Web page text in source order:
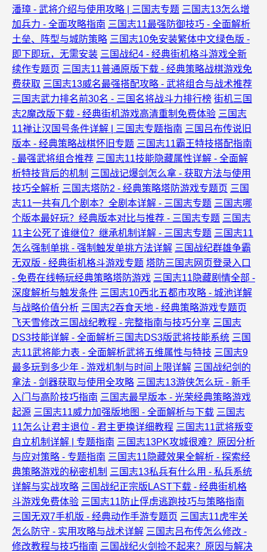
潘璋 - 武将介绍与使用攻略 | 三国志专题 三国志13怎么增
加兵力 - 全面攻略指南 三国志11最强防御技巧 - 全面解析
土垒、阵型与城防策略 三国志10免安装繁体中文绿色版 -
即下即玩，无需安装 三国战纪4 - 经典街机格斗游戏全新
续作专题页 三国志11普通原版下载 - 经典策略战棋游戏免
费获取 三国志13威名最强搭配攻略 - 武将组合与战术推荐
三国志武力排名前30名 - 三国名将战斗力排行榜 街机三国
志2魔改版下载 - 经典街机游戏高清重制免费体验 三国志
11禅让汉国号条件详解 | 三国志专题指南 三国吕布传说旧
版本 - 经典策略战棋怀旧专题 三国志11霸王特技搭配指南
- 最强武将组合推荐 三国志11技能隐藏属性详解 - 全面解
析特技背后的机制 三国战记爆剑怎么拿 - 获取方法与使用
技巧全解析 三国志塔防2 - 经典策略塔防游戏专题页 三国
志11一共有几个剧本？全剧本详解 - 三国志专题 三国志哪
个版本最好玩？经典版本对比与推荐 - 三国志专题 三国志
11主公死了谁继位？继承机制详解 - 三国志专题 三国志11
怎么强制单挑 - 强制触发单挑方法详解 三国战纪群雄争霸
无双版 - 经典街机格斗游戏专题 塔防三国志网页登录入口
- 免费在线畅玩经典策略塔防游戏 三国志11隐藏剧情全部 -
深度解析与触发条件 三国志10西北五都市攻略 - 城池详解
与战略价值分析 三国志2吞食天地 - 经典策略游戏专题页
飞天雪修改三国战纪教程 - 完整指南与技巧分享 三国志
DS3技能详解 - 全面解析三国志DS3版武将技能系统 三国
志11武将能力表 - 全面解析武将五维属性与特技 三国志9
最多玩到多少年 - 游戏机制与时间上限详解 三国战纪剑的
拿法 - 剑器获取与使用全攻略 三国志13游侠怎么玩 - 新手
入门与高阶技巧指南 三国志最早版本 - 光荣经典策略游戏
起源 三国志11威力加强版地图 - 全面解析与下载 三国志
11怎么让君主退位 - 君主更换详细教程 三国志11武将叛变
自立机制详解 | 专题指南 三国志13PK攻城很难？原因分析
与应对策略 - 专题指南 三国志11隐藏效果全解析 - 探索经
典策略游戏的秘密机制 三国志13私兵有什么用 - 私兵系统
详解与实战攻略 三国战纪正宗版LAST下载 - 经典街机格
斗游戏免费体验 三国志11防止俘虏逃跑技巧与策略指南
三国无双7手机版 - 经典动作手游专题页 三国志11虎牢关
怎么防守 - 实用攻略与战术详解 三国志吕布传怎么修改 -
修改教程与技巧指南 三国战纪火剑捡不起来？原因与解决